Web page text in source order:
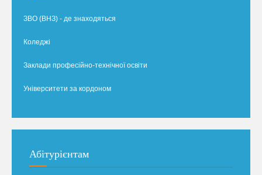
ЗВО (ВНЗ) - де знаходяться
Коледжі
Заклади професійно-технічної освіти
Університети за кордоном
Абітурієнтам